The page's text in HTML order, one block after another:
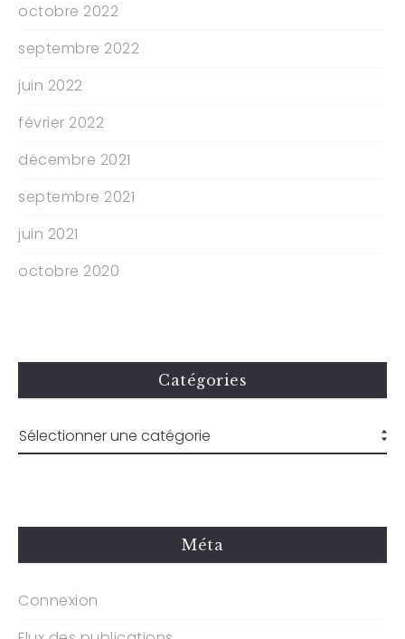
octobre 2022
septembre 2022
juin 2022
février 2022
décembre 2021
septembre 2021
juin 2021
octobre 2020
Catégories
Méta
Connexion